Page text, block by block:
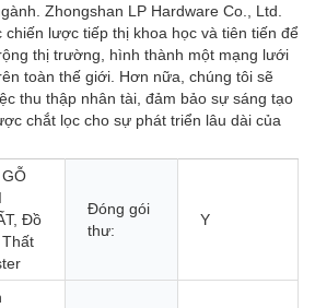
Zhongshan LP Hardware Co., Ltd.
chiến lược tiếp thị khoa học và tiên tiến để
thị trường, hình thành một mạng lưới
toàn thế giới. Hơn nữa, chúng tôi sẽ
thu thập nhân tài, đảm bảo sự sáng tạo
chắt lọc cho sự phát triển lâu dài của
Đồ
Thất
Đóng gói
thư:
Y